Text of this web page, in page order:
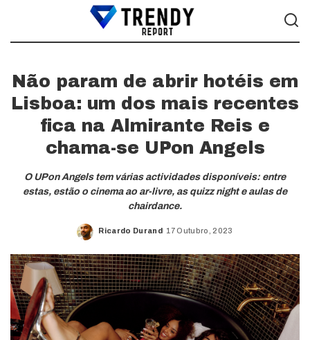
Não param de abrir hotéis em
Lisboa: um dos mais recentes
fica na Almirante Reis e
chama-se UPon Angels
O UPon Angels tem várias actividades disponíveis: entre
estas, estão o cinema ao ar-livre, as quizz night e aulas de
chairdance.
Posted
Ricardo Durand 17 Outubro, 2023